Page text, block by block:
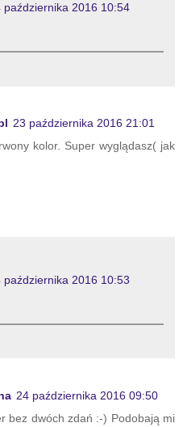
października 2016 10:54
23 października 2016 21:01
kolor. Super wyglądasz( jak
października 2016 10:53
24 października 2016 09:50
bez dwóch zdań :-) Podobają mi